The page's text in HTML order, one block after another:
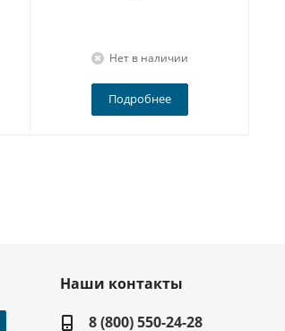
Нет в наличии
Подробнее
Наши контакты
8 (800) 550-24-28